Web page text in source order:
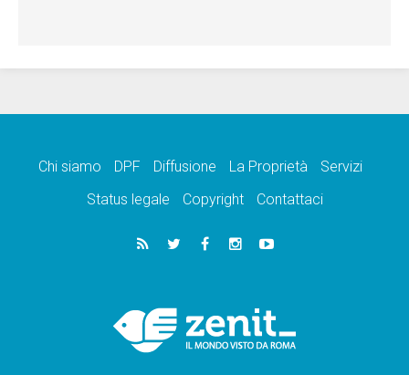
Chi siamo DPF Diffusione La Proprietà
Servizi
Status legale
Copyright Contattaci